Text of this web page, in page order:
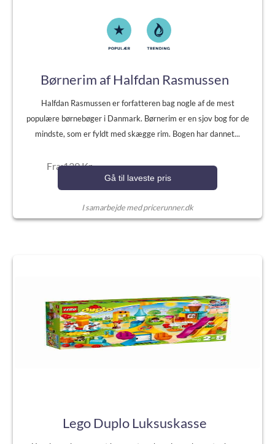
Børnerim af Halfdan Rasmussen
Halfdan Rasmussen er forfatteren bag nogle af de mest
populære børnebøger i Danmark. Børnerim er en sjov bog for de
mindste, som er fyldt med skægge rim. Bogen har dannet...
Fra:139 Kr.
Gå til laveste pris
I samarbejde med pricerunner.dk
Lego Duplo Luksuskasse